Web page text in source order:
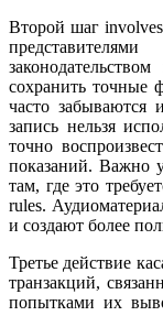
Второй шаг
сохранить точные
часто забываются
запись нельзя
точно
показаний. Важно
там, где это
rules.
и создают более
Третье действие
транзакций,
попытками их